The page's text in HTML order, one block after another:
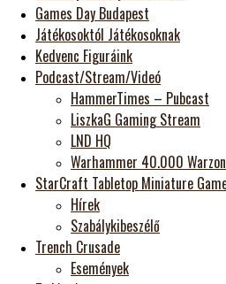
Games Day Budapest
Játékosoktól Játékosoknak
Kedvenc Figuráink
Podcast/Stream/Videó
HammerTimes – Pubcast
LiszkaG Gaming Stream
LND HQ
Warhammer 40.000
StarCraft Tabletop Miniature
Hírek
Szabálykibeszélő
Trench Crusade
Események